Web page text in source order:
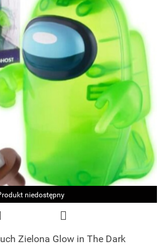
niedostępny
Zielona Glow in The Dark